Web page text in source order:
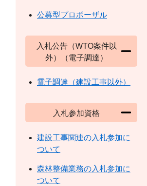
公募型プロポーザル
入札公告（WTO案件以
外）（電子調達）
電子調達（建設工事以外）
入札参加資格
建設工事関連の入札参加に
ついて
森林整備業務の入札参加に
ついて